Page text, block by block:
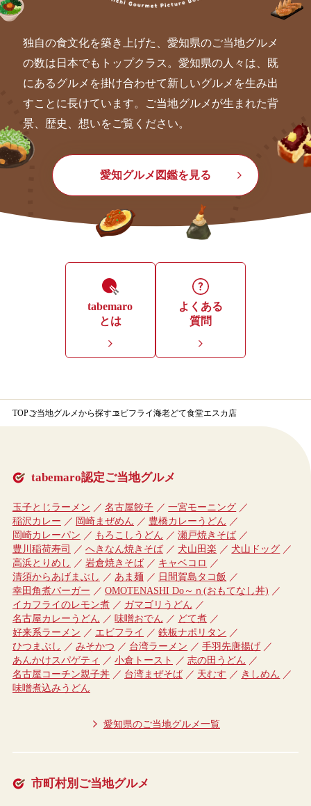
独自の食文化を築き上げた、愛知県のご当地グルメ
の数は日本でもトップクラス。愛知県の人々は、既
にあるグルメを掛け合わせて新しいグルメを生み出
すことに長けています。ご当地グルメが生まれた背
景、歴史、想いをご覧ください。
愛知グルメ図鑑を見る
tabemaro
とは
よくある
質問
TOPご当地グルメから探すエビフライ海老どて食堂エスカ店
tabemaro認定ご当地グルメ
玉子とじラーメン 名古屋餃子
一宮モーニング
稲沢カレー
岡崎まぜめん
豊橋カレーうどん
岡崎カレーパン
もろこしうどん
瀬戸焼きそば
豊川稲荷寿司
へきなん焼きそば 犬山田楽
犬山ドッグ
高浜とりめし
岩倉焼きそば
キャベコロ
清須からあげまぶし
あま麺
日間賀島タコ飯
幸田角煮バーガー
OMOTENASHI Do～ｎ(おもてなし丼)
イカフライのレモン煮
ガマゴリうどん
名古屋カレーうどん
味噌おでん
どて煮
好来系ラーメン
エビフライ
鉄板ナポリタン
ひつまぶし
みそかつ 台湾ラーメン
手羽先唐揚げ
あんかけスパゲティ
小倉トースト
志の田うどん
名古屋コーチン親子丼
台湾まぜそば 天むす
きしめん
味噌煮込みうどん
愛知県のご当地グルメ一覧
市町村別ご当地グルメ